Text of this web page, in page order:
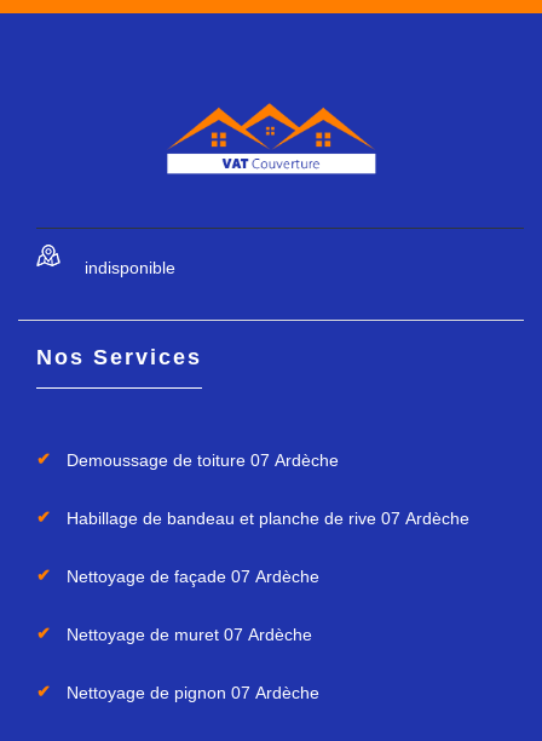
indisponible
Nos Services
Demoussage de toiture 07 Ardèche
Habillage de bandeau et planche de rive 07 Ardèche
Nettoyage de façade 07 Ardèche
Nettoyage de muret 07 Ardèche
Nettoyage de pignon 07 Ardèche